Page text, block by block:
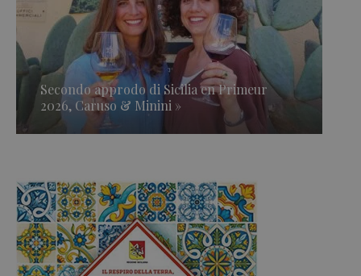
Secondo approdo di Sicilia en Primeur
2026, Caruso & Minini »